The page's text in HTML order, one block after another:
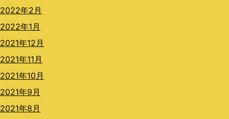
2022年2月
2022年1月
2021年12月
2021年11月
2021年10月
2021年9月
2021年8月